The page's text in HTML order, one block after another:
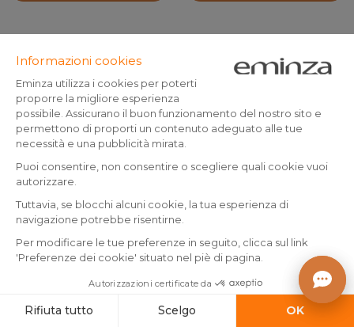
bambini in cotone e spugna
6/10 anni Marina Beige
Verde
1)
3.-